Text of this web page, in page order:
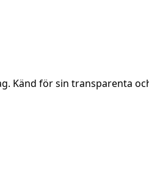
Känd för sin transparenta